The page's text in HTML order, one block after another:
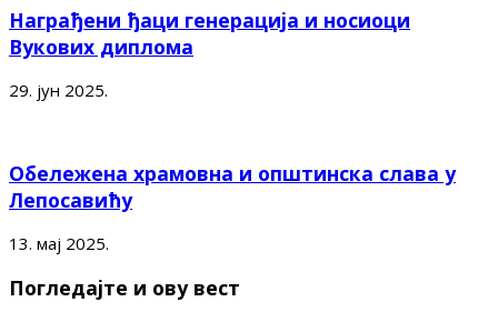
Награђени ђаци генерација и носиоци
Вукових диплома
29. јун 2025.
Обележена храмовна и општинска слава у
Лепосавићу
13. мај 2025.
Погледајте и ову вест